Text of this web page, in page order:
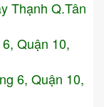
Thạnh Q.Tân
Quận 10,
6, Quận 10,